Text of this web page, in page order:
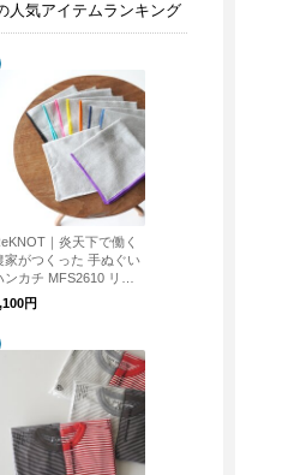
人気アイテムランキング
｜炎天下で働く
家がつくった 手ぬぐい
ンカチ MFS2610 リノ
ト ギフト
円